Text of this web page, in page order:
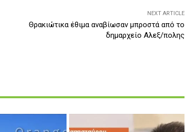
NEXT ARTICLE
Θρακιώτικα έθιμα αναβίωσαν μπροστά από το
δημαρχείο Αλεξ/πολης